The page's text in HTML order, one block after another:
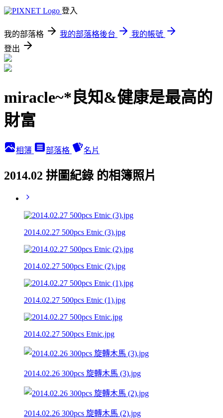
登入
我的部落格 我的部落格後台
我的帳號
登出
miracle~*良知&健康是最高的
財富
相簿 部落格 名片
2014.02 拼圖紀錄 的相簿照片
2014.02.27 500pcs Etnic (3).jpg
2014.02.27 500pcs Etnic (2).jpg
2014.02.27 500pcs Etnic (1).jpg
2014.02.27 500pcs Etnic.jpg
2014.02.26 300pcs 旋轉木馬 (3).jpg
2014.02.26 300pcs 旋轉木馬 (2).jpg